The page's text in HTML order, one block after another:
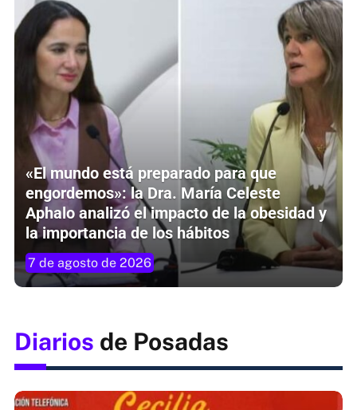
«El mundo está preparado para que
engordemos»: la Dra. María Celeste
Aphalo analizó el impacto de la obesidad y
la importancia de los hábitos
7 de agosto de 2026
Diarios de Posadas